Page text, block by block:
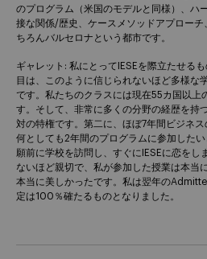
のプログラム（米国のモデルと同様）、ハ
接な関係/歴史、ケースメソッドアプローチ
ちろんバルセロナという都市です。
ギャレット: 私にとってIESEを際立たせる
目は、このように信じられないほど多様な
です。私たちのクラスには現在55カ国以上
す。そして、非常に多くの分野の経歴を持
対の特権です。第二に、ほぼ7年間ビジネス
何としても2年間のプログラムに参加した
願前に学校を訪問し、すぐにIESEに恋をし
ないほど親切で、私が参加した授業は本当
本当に美しかったです。私は翌年の
定は100％確たるものとなりました。